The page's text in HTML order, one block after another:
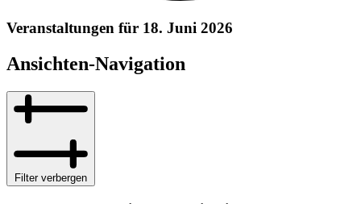
Veranstaltungen für 18. Juni 2026
Ansichten-Navigation
Filter verbergen